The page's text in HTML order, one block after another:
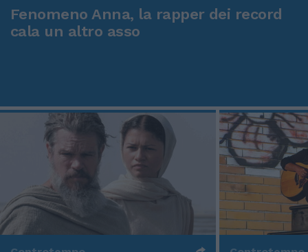
Fenomeno Anna, la rapper dei record
cala un altro asso